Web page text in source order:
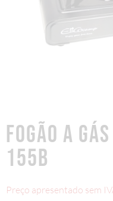
FOGÃO A
155B
Preço apresentado sem